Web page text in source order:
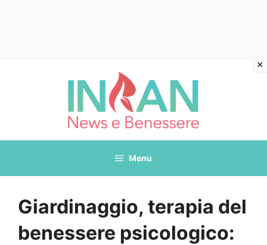
Menu
Giardinaggio, terapia del
benessere psicologico: